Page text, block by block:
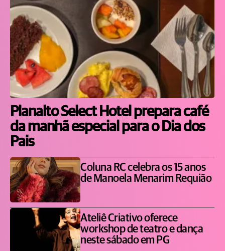
Planalto Select Hotel prepara café
da manhã especial para o Dia dos
Pais
Coluna RC celebra os 15 anos
de Manoela Menarim Requião
Ateliê Criativo oferece
workshop de teatro e dança
neste sábado em PG